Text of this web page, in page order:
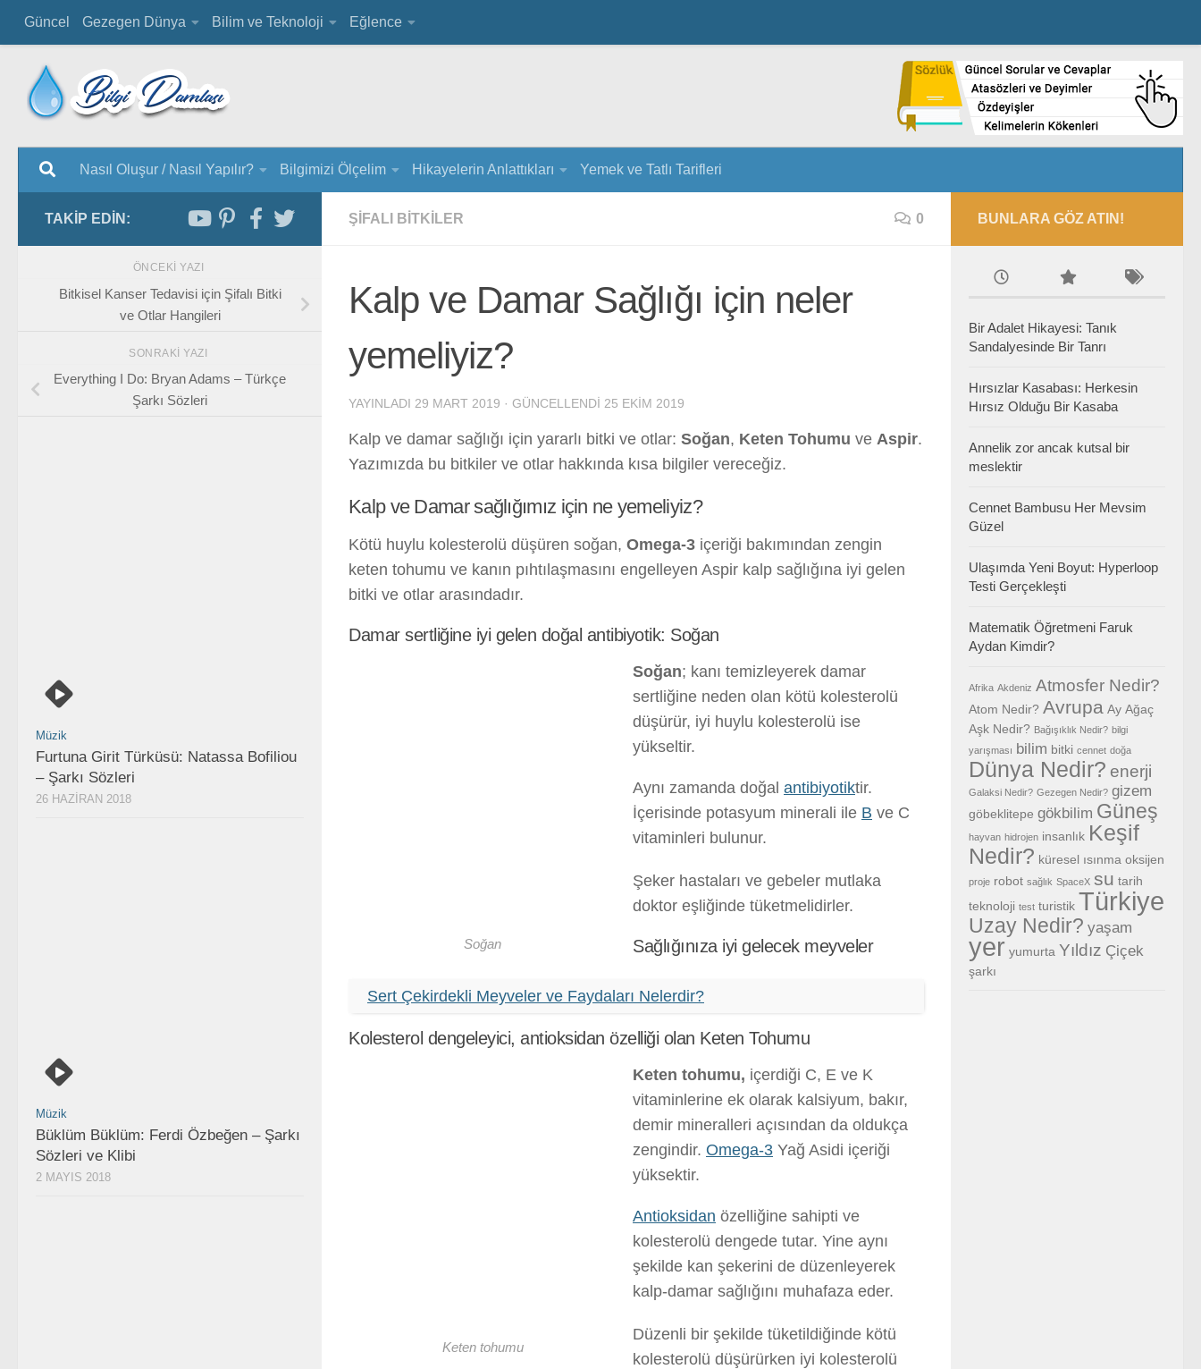
Güncel Gezegen Dünya Bilim ve Teknoloji Eğlence
Nasıl Oluşur / Nasıl Yapılır? Bilgimizi Ölçelim Hikayelerin Anlattıkları Yemek ve Tatlı Tarifleri
ŞIFALI BITKILER 0
Kalp ve Damar Sağlığı için neler
yemeliyiz?
YAYINLADI 29 MART 2019 · GÜNCELLENDI 25 EKIM 2019
Kalp ve damar sağlığı için yararlı bitki ve otlar: Soğan, Keten Tohumu ve Aspir.
Yazımızda bu bitkiler ve otlar hakkında kısa bilgiler vereceğiz.
Kalp ve Damar sağlığımız için ne yemeliyiz?
Kötü huylu kolesterolü düşüren soğan, Omega-3 içeriği bakımından zengin
keten tohumu ve kanın pıhtılaşmasını engelleyen Aspir kalp sağlığına iyi gelen
bitki ve otlar arasındadır.
Damar sertliğine iyi gelen doğal antibiyotik: Soğan
Soğan
Soğan; kanı temizleyerek damar
sertliğine neden olan kötü kolesterolü
düşürür, iyi huylu kolesterolü ise
yükseltir.
Aynı zamanda doğal antibiyotiktir.
İçerisinde potasyum minerali ile B ve C
vitaminleri bulunur.
Şeker hastaları ve gebeler mutlaka
doktor eşliğinde tüketmelidirler.
Sağlığınıza iyi gelecek meyveler
Sert Çekirdekli Meyveler ve Faydaları Nelerdir?
Kolesterol dengeleyici, antioksidan özelliği olan Keten Tohumu
Keten tohumu
Keten tohumu, içerdiği C, E ve K
vitaminlerine ek olarak kalsiyum, bakır,
demir mineralleri açısından da oldukça
zengindir. Omega-3 Yağ Asidi içeriği
yüksektir.
Antioksidan özelliğine sahipti ve
kolesterolü dengede tutar. Yine aynı
şekilde kan şekerini de düzenleyerek
kalp-damar sağlığını muhafaza eder.
Düzenli bir şekilde tüketildiğinde kötü
kolesterolü düşürürken iyi kolesterolü
TAKIP EDIN:
ÖNCEKI YAZI
Bitkisel Kanser Tedavisi için Şifalı Bitki
ve Otlar Hangileri
SONRAKI YAZI
Everything I Do: Bryan Adams – Türkçe
Şarkı Sözleri
Müzik
Furtuna Girit Türküsü: Natassa Bofiliou
– Şarkı Sözleri
26 HAZIRAN 2018
Müzik
Büklüm Büklüm: Ferdi Özbeğen – Şarkı
Sözleri ve Klibi
2 MAYIS 2018
BUNLARA GÖZ ATIN!
Bir Adalet Hikayesi: Tanık
Sandalyesinde Bir Tanrı
Hırsızlar Kasabası: Herkesin
Hırsız Olduğu Bir Kasaba
Annelik zor ancak kutsal bir
meslektir
Cennet Bambusu Her Mevsim
Güzel
Ulaşımda Yeni Boyut: Hyperloop
Testi Gerçekleşti
Matematik Öğretmeni Faruk
Aydan Kimdir?
Afrika Akdeniz Atmosfer Nedir?
Atom Nedir? Avrupa Ay Ağaç
Aşk Nedir? Bağışıklık Nedir? bilgi
yarışması bilim bitki cennet doğa
Dünya Nedir? enerji
Galaksi Nedir? Gezegen Nedir? gizem
göbeklitepe gökbilim Güneş
hayvan hidrojen insanlık Keşif
Nedir? küresel ısınma oksijen
proje robot sağlık SpaceX su tarih
teknoloji test turistik Türkiye
Uzay Nedir? yaşam
yer yumurta Yıldız Çiçek
şarkı